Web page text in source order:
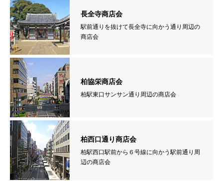
長全寺商店会
駅前通りを抜けて長全寺に向かう通り周辺の
商店会
柏協栄商店会
柏駅東口サンサン通り周辺の商店会
柏西口通り商店会
柏駅西口駅前から６号線に向かう駅前通り周
辺の商店会